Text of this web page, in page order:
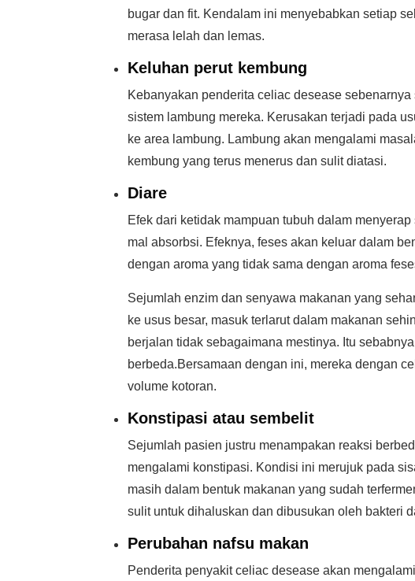
bugar dan fit. Kendalam ini menyebabkan setiap
merasa lelah dan lemas.
Keluhan perut kembung
Kebanyakan penderita celiac desease
sistem lambung mereka. Kerusakan terjadi pada
ke area lambung. Lambung akan mengalami
kembung yang terus menerus dan sulit diatasi.
Diare
Efek dari ketidak mampuan tubuh dalam
mal absorbsi. Efeknya, feses akan keluar dalam
dengan aroma yang tidak sama dengan aroma
Sejumlah enzim dan senyawa makanan yang
ke usus besar, masuk terlarut dalam makanan
berjalan tidak sebagaimana mestinya. Itu
berbeda.Bersamaan dengan ini, mereka dengan
volume kotoran.
Konstipasi atau sembelit
Sejumlah pasien justru menampakan reaksi
mengalami konstipasi. Kondisi ini merujuk pada
masih dalam bentuk makanan yang sudah
sulit untuk dihaluskan dan dibusukan oleh bakteri
Perubahan nafsu makan
Penderita penyakit celiac desease akan